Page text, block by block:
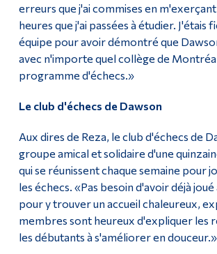
erreurs que j'ai commises en
heures que j'ai passées à étudier. J'étais
équipe pour avoir démontré que
avec n'importe quel collège de
programme d'échecs.»
Le club d'échecs de Dawson
Aux dires de Reza, le club d'échecs de
groupe amical et solidaire d'une
qui se réunissent chaque semaine pour
les échecs. «Pas besoin d'avoir déjà joué
pour y trouver un accueil chaleureux,
membres sont heureux d'expliquer les
les débutants à s'améliorer en douceur.»